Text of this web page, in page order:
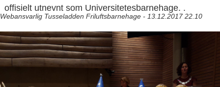
offisielt utnevnt som Universitetesbarnehage. .
Webansvarlig Tusseladden Friluftsbarnehage - 13.12.2017 22.10